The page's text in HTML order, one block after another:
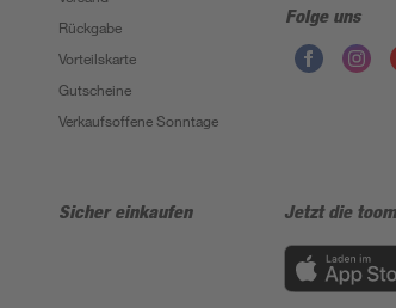
Rückgabe
Vorteilskarte
Gutscheine
Verkaufsoffene Sonntage
Folge uns
Sicher einkaufen Jetzt die